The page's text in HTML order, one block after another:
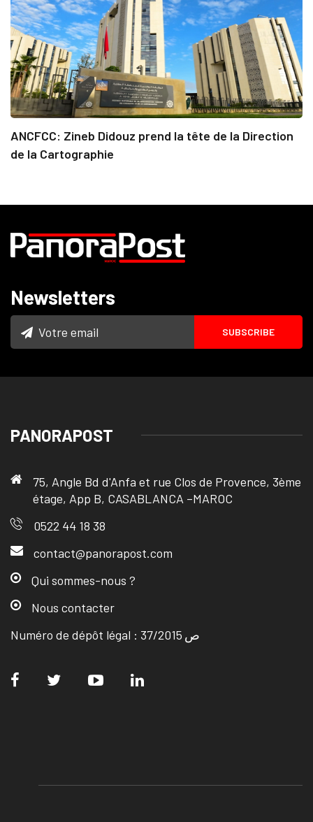
ANCFCC: Zineb Didouz prend la tête de la Direction
de la Cartographie
Newsletters
PANORAPOST
75, Angle Bd d'Anfa et rue Clos de Provence, 3ème
étage, App B, CASABLANCA –MAROC
0522 44 18 38
contact@panorapost.com
Qui sommes-nous ?
Nous contacter
Numéro de dépôt légal : ص 37/2015